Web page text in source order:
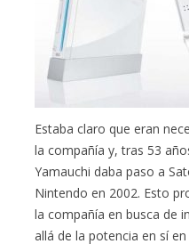
Estaba claro que eran
la compañía y, tras 53
Yamauchi daba paso a
Nintendo en 2002. Esto
la compañía en busca de
allá de la potencia en sí